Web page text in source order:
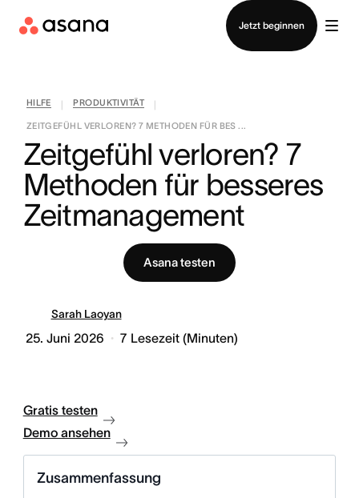
Jetzt beginnen
Vertrieb kontaktieren
HILFE PRODUKTIVITÄT
ZEITGEFÜHL VERLOREN? 7 METHODEN FÜR BES ...
Zeitgefühl verloren? 7
Methoden für besseres
Zeitmanagement
Asana testen
Sarah Laoyan
25. Juni 2026 7 Lesezeit (Minuten)
Gratis testen
Demo ansehen
Zusammenfassung